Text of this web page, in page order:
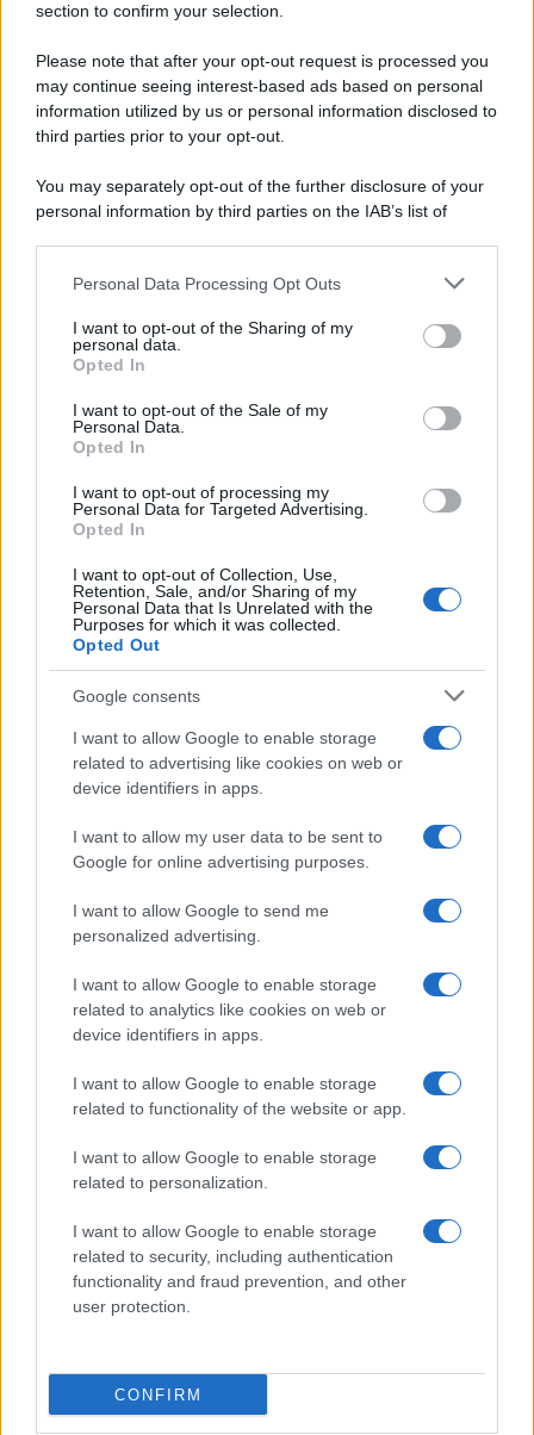
section to confirm your selection.
Please note that after your opt-out request is processed you
may continue seeing interest-based ads based on personal
information utilized by us or personal information disclosed to
third parties prior to your opt-out.
You may separately opt-out of the further disclosure of your
personal information by third parties on the IAB’s list of
This information may also be disclosed by us to third parties
disclose it to other third parties.
Please note that this website/app uses one or more Google
services and may gather and store information including but
not limited to your visit or usage behaviour. You may click to
grant or deny consent to Google and its third-party tags to
consent section.
Personal Data Processing Opt Outs
I want to opt-out of the Sharing of my
personal data.
Opted In
I want to opt-out of the Sale of my
Personal Data.
Opted In
I want to opt-out of processing my
Personal Data for Targeted Advertising.
Opted In
I want to opt-out of Collection, Use,
Retention, Sale, and/or Sharing of my
Personal Data that Is Unrelated with the
Purposes for which it was collected.
Opted Out
Google consents
I want to allow Google to enable storage
related to advertising like cookies on web or
device identifiers in apps.
I want to allow my user data to be sent to
Google for online advertising purposes.
I want to allow Google to send me
personalized advertising.
I want to allow Google to enable storage
related to analytics like cookies on web or
device identifiers in apps.
I want to allow Google to enable storage
related to functionality of the website or app.
I want to allow Google to enable storage
related to personalization.
I want to allow Google to enable storage
related to security, including authentication
functionality and fraud prevention, and other
user protection.
CONFIRM